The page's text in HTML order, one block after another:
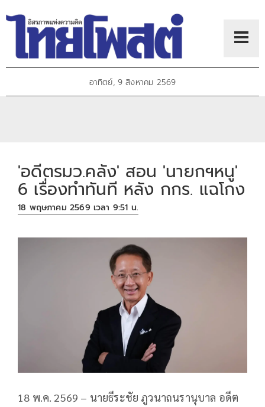
อาทิตย์, 9 สิงหาคม 2569
'อดีตรมว.คลัง' สอน 'นายกฯหนู'
6 เรื่องทำทันที หลัง กกร. แฉโกง
18 พฤษภาคม 2569 เวลา 9:51 น.
18 พ.ค. 2569 – นายธีระชัย ภูวนาถนรานุบาล อดีต